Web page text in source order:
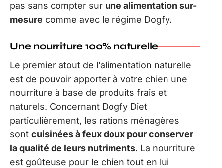
pas sans compter sur une alimentation sur-
mesure comme avec le régime Dogfy.
Une nourriture 100% naturelle
Le premier atout de l’alimentation naturelle
est de pouvoir apporter à votre chien une
nourriture à base de produits frais et
naturels. Concernant Dogfy Diet
particulièrement, les rations ménagères
sont cuisinées à feux doux pour conserver
la qualité de leurs nutriments. La nourriture
est goûteuse pour le chien tout en lui